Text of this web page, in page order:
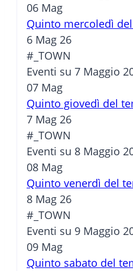
06 Mag
Quinto mercoledì
6 Mag 26
#_TOWN
Eventi su 7 Maggio
07 Mag
Quinto giovedì del
7 Mag 26
#_TOWN
Eventi su 8 Maggio
08 Mag
Quinto venerdì del
8 Mag 26
#_TOWN
Eventi su 9 Maggio
09 Mag
Quinto sabato del